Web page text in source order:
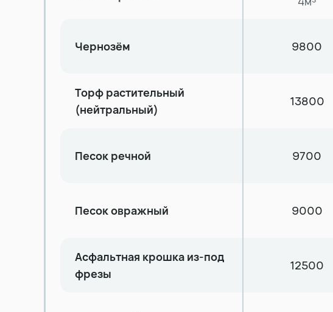
Чернозём 9800
Торф растительный
(нейтральный)
13800
Песок речной 9700
Песок овражный 9000
Асфальтная крошка из-под
фрезы
12500